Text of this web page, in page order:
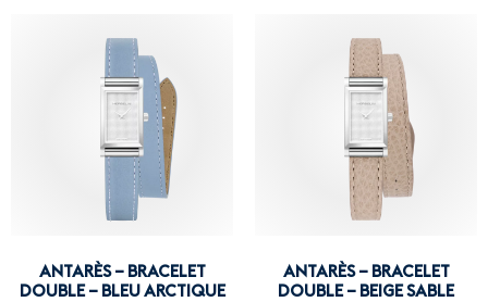
ANTARÈS – BRACELET
DOUBLE – BLEU ARCTIQUE
ANTARÈS – BRACELET
DOUBLE – BEIGE SABLE